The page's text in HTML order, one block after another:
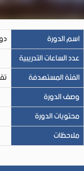
اسم الدورة
عدد الساعات التدريبية
الفئة المستهدفة
وصف الدورة
محتويات الدورة
ملاحظات